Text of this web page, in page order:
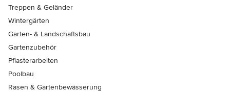
Treppen & Geländer
Wintergärten
Garten- & Landschaftsbau
Gartenzubehör
Pflasterarbeiten
Poolbau
Rasen & Gartenbewässerung